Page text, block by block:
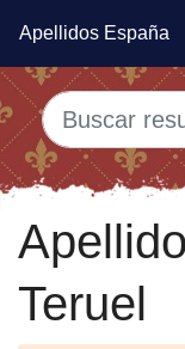
Apellidos España
Teruel